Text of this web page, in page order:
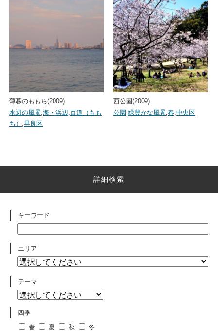
薄暮のももち(2009)
水辺の風景,海・浜辺,百道（もも
ち） ,早良区
西公園(2009)
公園 ,緑豊かな風景,春,中央区
詳細検索
キーワード
エリア
テーマ
四季
春
夏 秋 冬